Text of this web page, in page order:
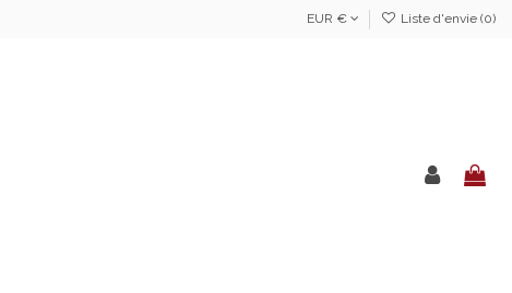
EUR € Liste d'envie (0)